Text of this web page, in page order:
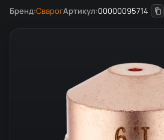
Бренд:СварогАртикул:00000095714